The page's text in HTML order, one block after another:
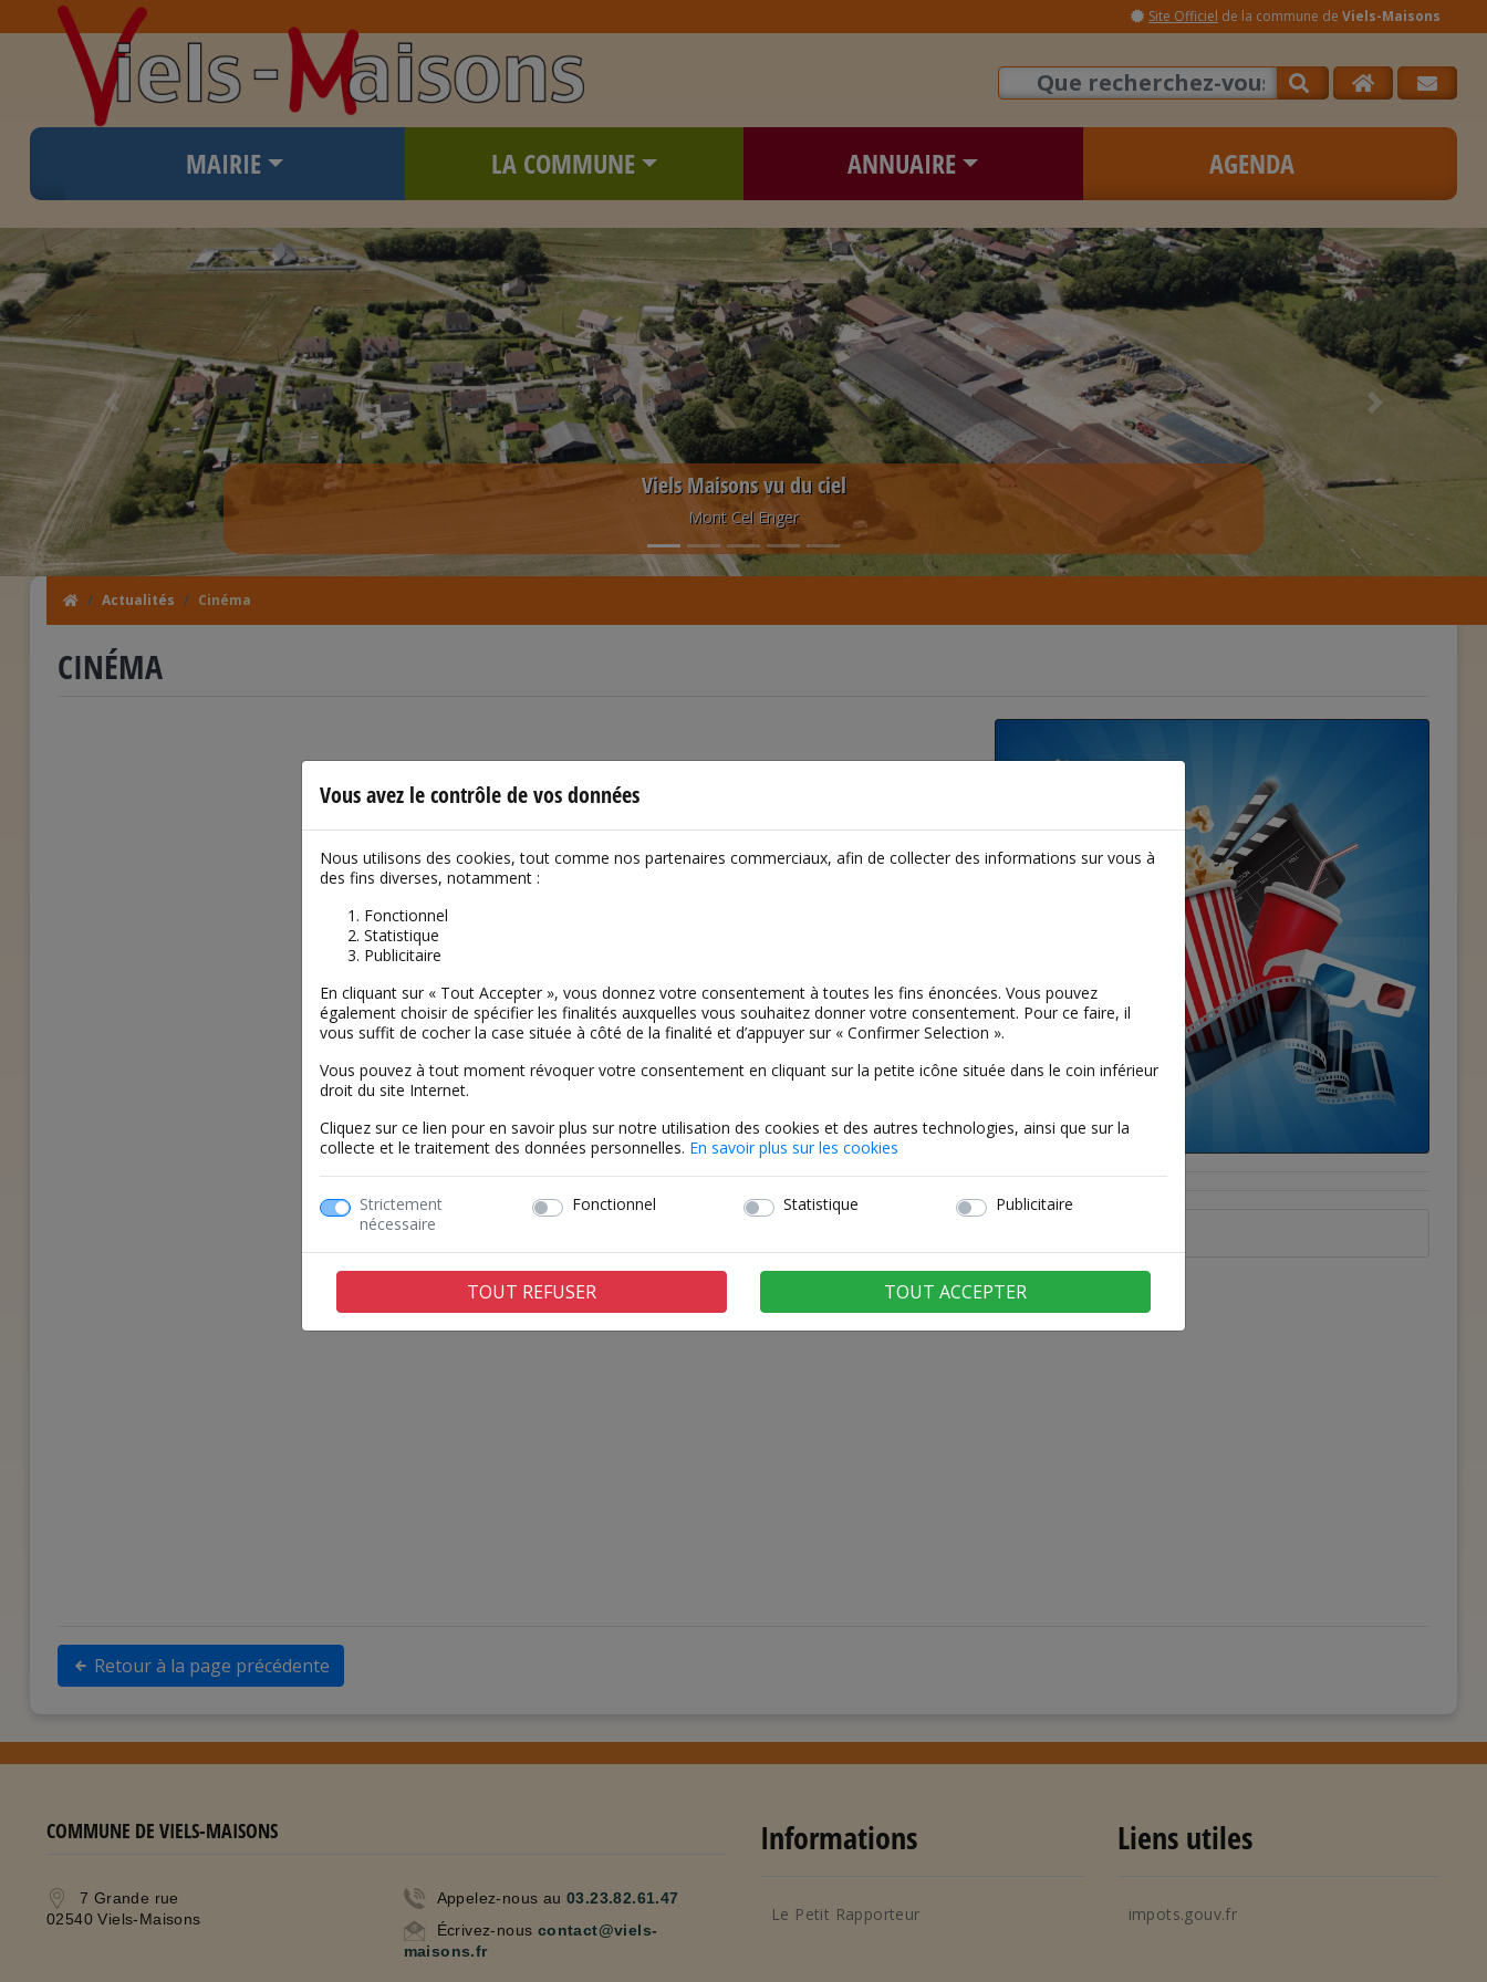
Vous avez le contrôle de vos données
Nous utilisons des cookies, tout comme nos partenaires commerciaux, afin de collecter des informations sur vous à
des fins diverses, notamment :
Fonctionnel
Statistique
Publicitaire
En cliquant sur « Tout Accepter », vous donnez votre consentement à toutes les fins énoncées. Vous pouvez
également choisir de spécifier les finalités auxquelles vous souhaitez donner votre consentement. Pour ce faire, il
vous suffit de cocher la case située à côté de la finalité et d’appuyer sur « Confirmer Selection ».
Vous pouvez à tout moment révoquer votre consentement en cliquant sur la petite icône située dans le coin inférieur
droit du site Internet.
Cliquez sur ce lien pour en savoir plus sur notre utilisation des cookies et des autres technologies, ainsi que sur la
collecte et le traitement des données personnelles. En savoir plus sur les cookies
Strictement
nécessaire
Fonctionnel Statistique Publicitaire
TOUT REFUSER TOUT ACCEPTER
Site Officiel de la commune de Viels-Maisons
MAIRIE LA COMMUNE ANNUAIRE AGENDA
Viels Maisons vu du ciel
Mont Cel Enger
Previous Next
Actualités Cinéma
CINÉMA
Retour à la page précédente
COMMUNE DE VIELS-MAISONS
7 Grande rue
02540 Viels-Maisons
Appelez-nous au 03.23.82.61.47
Écrivez-nous contact@viels-
maisons.fr
Informations
Le Petit Rapporteur
Liens utiles
impots.gouv.fr